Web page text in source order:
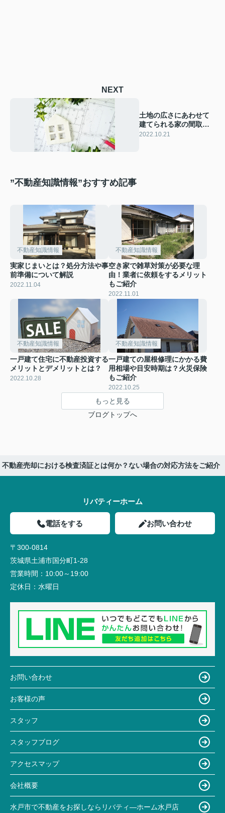
NEXT
土地の広さにあわせて
建てられる家の間取り
の目安をご紹介
2022.10.21
”不動産知識情報”おすすめ記事
不動産知識情報
実家じまいとは？処分方法や事
前準備について解説
2022.11.04
不動産知識情報
空き家で雑草対策が必要な理
由！業者に依頼をするメリット
もご紹介
2022.11.01
不動産知識情報
一戸建て住宅に不動産投資する
メリットとデメリットとは？
2022.10.28
不動産知識情報
一戸建ての屋根修理にかかる費
用相場や目安時期は？火災保険
もご紹介
2022.10.25
もっと見る
ブログトップへ
不動産売却における検査済証とは何か？ない場合の対応方法をご紹介
リバティーホーム
電話をする お問い合わせ
〒300-0814
茨城県土浦市国分町1-28
営業時間： 10:00～19:00
定休日： 水曜日
お問い合わせ
お客様の声
スタッフ
スタッフブログ
アクセスマップ
会社概要
水戸市で不動産をお探しならリバティ―ホーム水戸店